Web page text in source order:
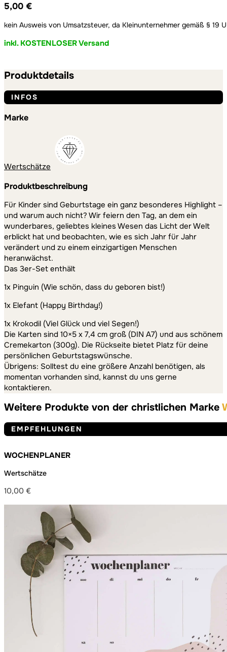
5,00 €
kein Ausweis von Umsatzsteuer, da Kleinunternehmer gemäß § 19
inkl. KOSTENLOSER Versand
Produktdetails
INFOS
Marke
Wertschätze
Produktbeschreibung
Für Kinder sind Geburtstage ein ganz besonderes Highlight –
und warum auch nicht? Wir feiern den Tag, an dem ein
wunderbares, geliebtes kleines Wesen das Licht der Welt
erblickt hat und beobachten, wie es sich Jahr für Jahr
verändert und zu einem einzigartigen Menschen
heranwächst.
Das 3er-Set enthält
1x Pinguin (Wie schön, dass du geboren bist!)
1x Elefant (Happy Birthday!)
1x Krokodil (Viel Glück und viel Segen!)
Die Karten sind 10×5 x 7,4 cm groß (DIN A7) und aus schönem
Cremekarton (300g). Die Rückseite bietet Platz für deine
persönlichen Geburtstagswünsche.
Übrigens: Solltest du eine größere Anzahl benötigen, als
momentan vorhanden sind, kannst du uns gerne
kontaktieren.
Weitere Produkte von der christlichen Marke
EMPFEHLUNGEN
WOCHENPLANER
Wertschätze
10,00 €